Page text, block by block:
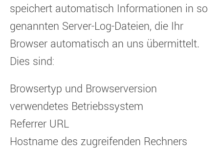
speichert automatisch Informationen in so
genannten Server-Log-Dateien, die Ihr
Browser automatisch an uns übermittelt.
Dies sind:
Browsertyp und Browserversion
verwendetes Betriebssystem
Referrer URL
Hostname des zugreifenden Rechners